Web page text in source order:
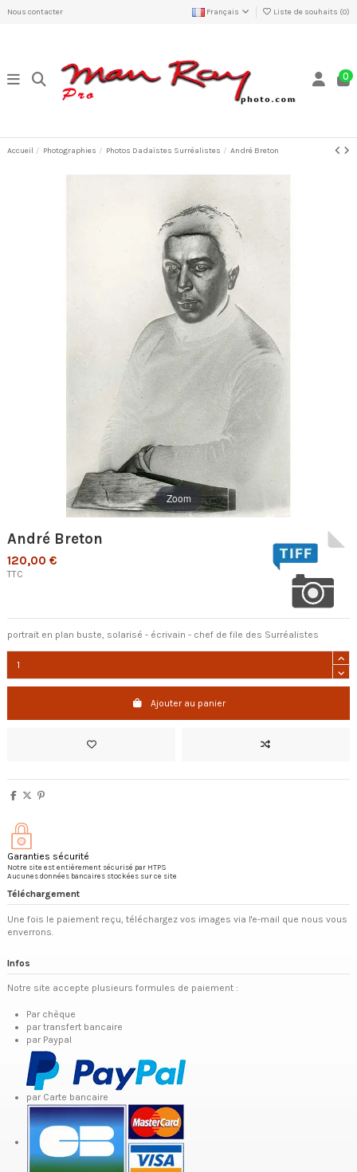
Nous contacter Français Liste de souhaits (0)
0
Accueil Photographies Photos Dadaïstes Surréalistes André Breton
Zoom
André Breton
120,00 €
TTC
portrait en plan buste, solarisé - écrivain - chef de file des Surréalistes
Ajouter au panier
Garanties sécurité
Notre site est entièrement sécurisé par HTPS
Aucunes données bancaires stockées sur ce site
Téléchargement
Une fois le paiement reçu, téléchargez vos images via l'e-mail que nous vous
enverrons.
Infos
Notre site accepte plusieurs formules de paiement :
Par chèque
par transfert bancaire
par Paypal
par Carte bancaire